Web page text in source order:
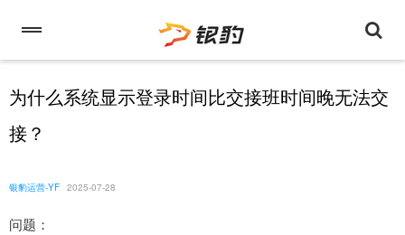
为什么系统显示登录时间比交接班时间晚无法交
接？
银豹运营-YF 2025-07-28
问题：